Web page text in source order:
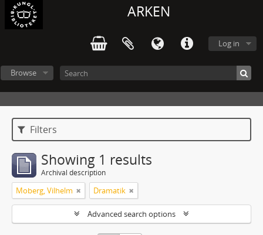
ARKEN
Log in
Browse
Filters
Showing 1 results
Archival description
Moberg, Vilhelm Dramatik
Advanced search options